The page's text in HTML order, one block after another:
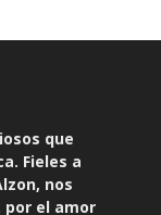
que
Fieles a
nos
el amor